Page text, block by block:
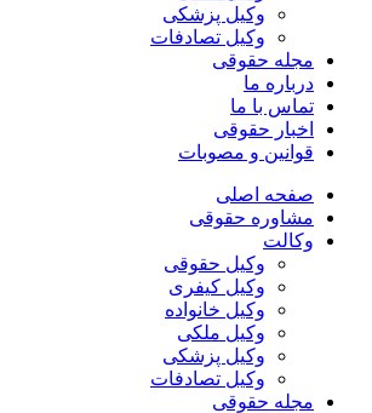
وکیل پزشکی
وکیل تصادفات
مجله حقوقی
درباره ما
تماس با ما
اخبار حقوقی
قوانین و مصوبات
صفحه اصلی
مشاوره حقوقی
وکالت
وکیل حقوقی
وکیل کیفری
وکیل خانواده
وکیل ملکی
وکیل پزشکی
وکیل تصادفات
مجله حقوقی